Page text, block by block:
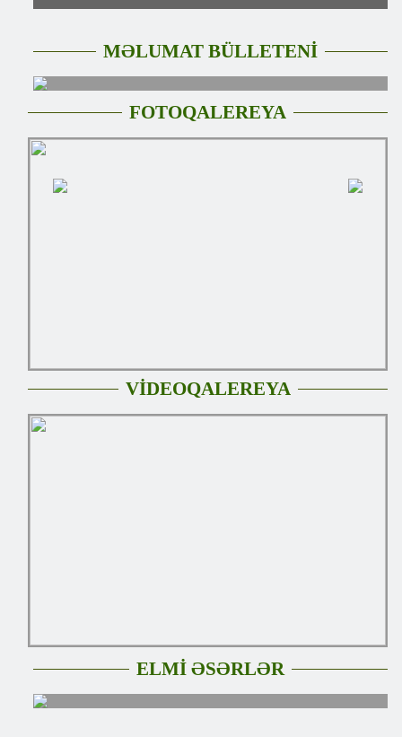
MƏLUMAT BÜLLETENİ
FOTOQALEREYA
VİDEOQALEREYA
ELMİ ƏSƏRLƏR